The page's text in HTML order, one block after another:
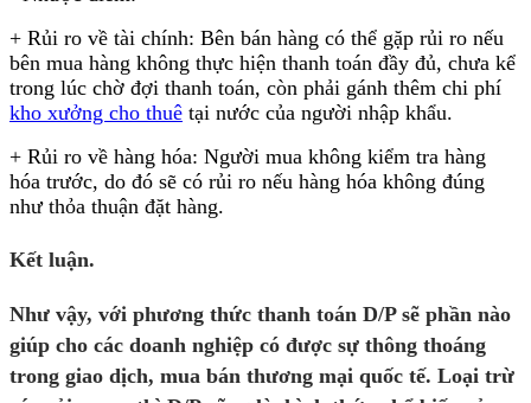
+ Rủi ro về tài chính: Bên bán hàng có thể gặp rủi ro nếu
bên mua hàng không thực hiện thanh toán đầy đủ, chưa kể
trong lúc chờ đợi thanh toán, còn phải gánh thêm chi phí
kho xưởng cho thuê tại nước của người nhập khẩu.
+ Rủi ro về hàng hóa: Người mua không kiểm tra hàng
hóa trước, do đó sẽ có rủi ro nếu hàng hóa không đúng
như thỏa thuận đặt hàng.
Kết luận.
Như vậy, với phương thức thanh toán D/P sẽ phần nào
giúp cho các doanh nghiệp có được sự thông thoáng
trong giao dịch, mua bán thương mại quốc tế. Loại trừ